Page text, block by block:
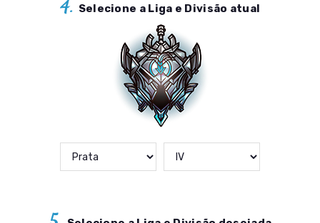
4. Selecione a Liga e Divisão atual